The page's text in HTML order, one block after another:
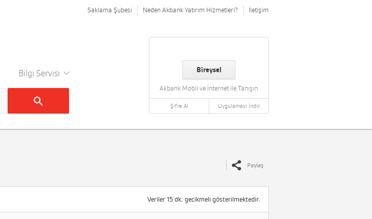
Saklama Şubesi Neden Akbank Yatırım Hizmetleri? İletişim
Bireysel
Akbank Mobil ve İnternet ile Tanışın
Şifre Al Uygulamayı İndir
Bilgi Servisi
Paylaş
Veriler 15 dk. gecikmeli gösterilmektedir.